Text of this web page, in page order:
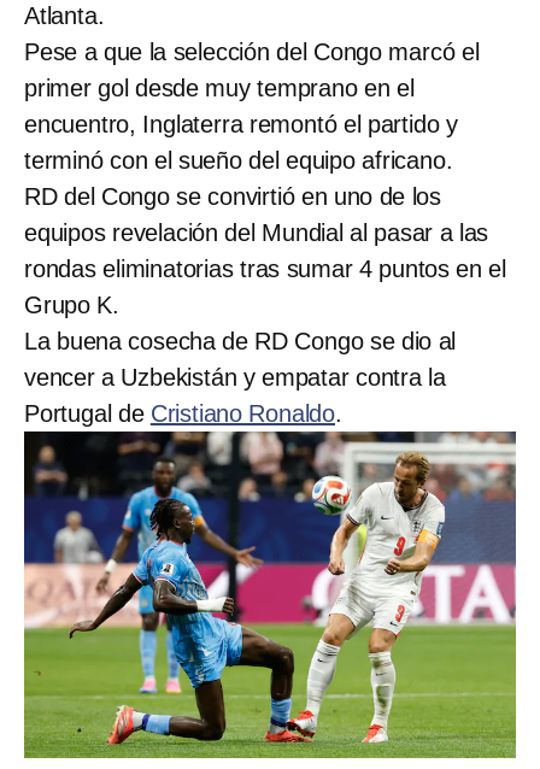
Atlanta.
Pese a que la selección del Congo marcó el
primer gol desde muy temprano en el
encuentro, Inglaterra remontó el partido y
terminó con el sueño del equipo africano.
RD del Congo se convirtió en uno de los
equipos revelación del Mundial al pasar a las
rondas eliminatorias tras sumar 4 puntos en el
Grupo K.
La buena cosecha de RD Congo se dio al
vencer a Uzbekistán y empatar contra la
Portugal de Cristiano Ronaldo.